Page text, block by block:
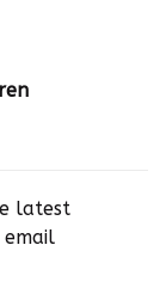
latest